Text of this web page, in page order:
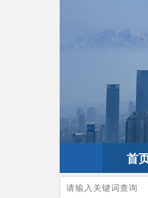
首
您的当前位置：首页>地震频道